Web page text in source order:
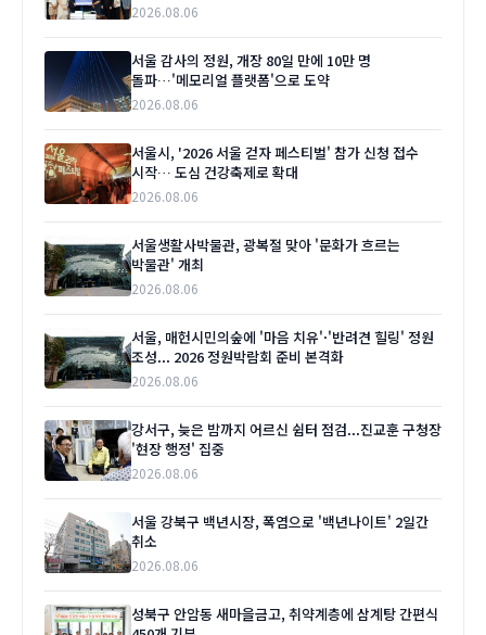
2026.08.06
서울 감사의 정원, 개장 80일 만에 10만 명
돌파…'메모리얼 플랫폼'으로 도약
2026.08.06
서울시, '2026 서울 걷자 페스티벌' 참가 신청 접수
시작… 도심 건강축제로 확대
2026.08.06
서울생활사박물관, 광복절 맞아 '문화가 흐르는
박물관' 개최
2026.08.06
서울, 매헌시민의숲에 '마음 치유'·'반려견 힐링' 정원
조성... 2026 정원박람회 준비 본격화
2026.08.06
강서구, 늦은 밤까지 어르신 쉼터 점검...진교훈 구청장
'현장 행정' 집중
2026.08.06
서울 강북구 백년시장, 폭염으로 '백년나이트' 2일간
취소
2026.08.06
성북구 안암동 새마을금고, 취약계층에 삼계탕 간편식